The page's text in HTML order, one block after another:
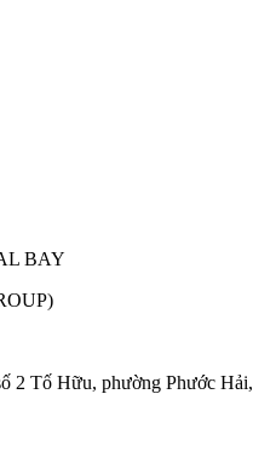
BAY
2 Tố Hữu, phường Phước Hải,